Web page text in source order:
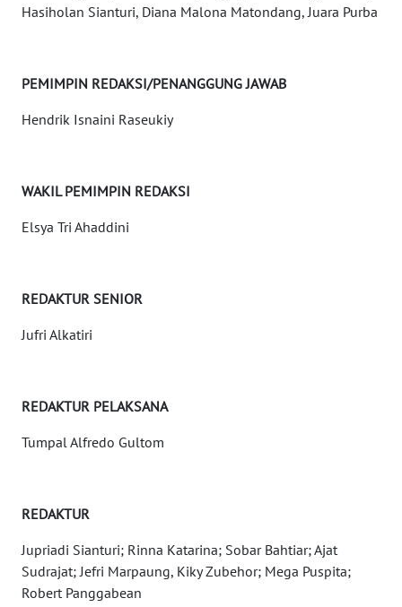
Hasiholan Sianturi, Diana Malona Matondang, Juara Purba
PEMIMPIN REDAKSI/PENANGGUNG JAWAB
Hendrik Isnaini Raseukiy
WAKIL PEMIMPIN REDAKSI
Elsya Tri Ahaddini
REDAKTUR SENIOR
Jufri Alkatiri
REDAKTUR PELAKSANA
Tumpal Alfredo Gultom
REDAKTUR
Jupriadi Sianturi; Rinna Katarina; Sobar Bahtiar; Ajat
Sudrajat; Jefri Marpaung, Kiky Zubehor; Mega Puspita;
Robert Panggabean
WN
JABAR
WN
WN
PAPUA
WN
WN
SERAMBI